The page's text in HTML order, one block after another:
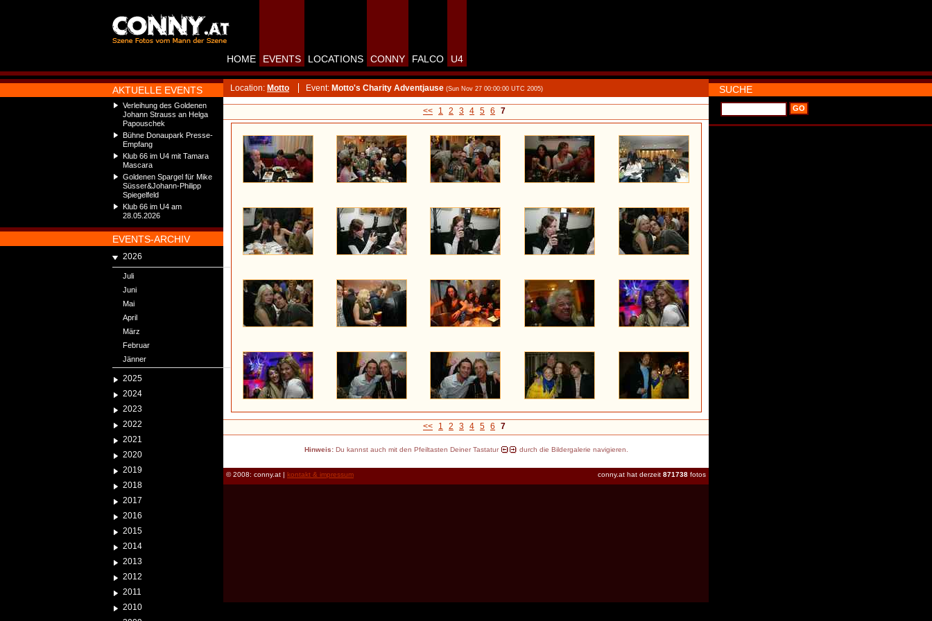
AKTUELLE EVENTS
Verleihung des Goldenen
Johann Strauss an Helga
Papouschek
Bühne Donaupark Presse-
Empfang
Klub 66 im U4 mit Tamara
Mascara
Goldenen Spargel für Mike
Süsser&Johann-Philipp
Spiegelfeld
Klub 66 im U4 am
28.05.2026
EVENTS-ARCHIV
2026
Juli
Juni
Mai
April
März
Februar
Jänner
2025
2024
2023
2022
2021
2020
2019
2018
2017
2016
2015
2014
2013
2012
2011
2010
HOME EVENTS LOCATIONS CONNY FALCO U4
Location: Motto Event: Motto's Charity Adventjause (Sun Nov 27 00:00:00 UTC 2005)
<< 1 2 3 4 5 6 7
<< 1 2 3 4 5 6 7
Hinweis:Du kannst auch mit den Pfeiltasten Deiner Tastatur durch die Bildergalerie navigieren.
conny.at hat derzeit 871738 fotos
© 2008: conny.at | kontakt & impressum
SUCHE